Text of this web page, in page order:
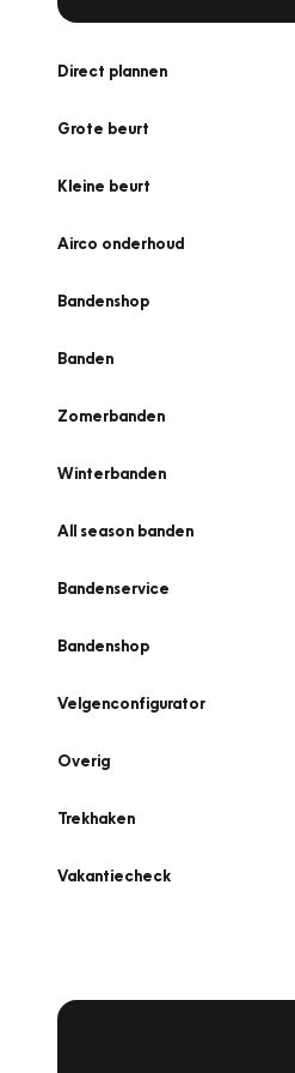
Direct plannen
Grote beurt
Kleine beurt
Airco onderhoud
Bandenshop
Banden
Zomerbanden
Winterbanden
All season banden
Bandenservice
Bandenshop
Velgenconfigurator
Overig
Trekhaken
Vakantiecheck